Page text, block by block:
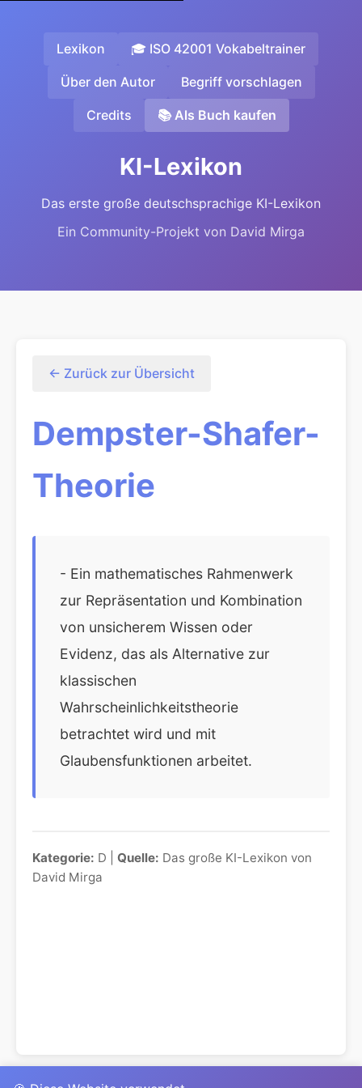
Lexikon 🎓 ISO 42001 Vokabeltrainer
Über den Autor Begriff vorschlagen
Credits 📚 Als Buch kaufen
KI-Lexikon
Das erste große deutschsprachige KI-Lexikon
Ein Community-Projekt von David Mirga
← Zurück zur Übersicht
Dempster-Shafer-
Theorie
- Ein mathematisches Rahmenwerk
zur Repräsentation und Kombination
von unsicherem Wissen oder
Evidenz, das als Alternative zur
klassischen
Wahrscheinlichkeitstheorie
betrachtet wird und mit
Glaubensfunktionen arbeitet.
Kategorie: D | Quelle: Das große KI-Lexikon von
David Mirga